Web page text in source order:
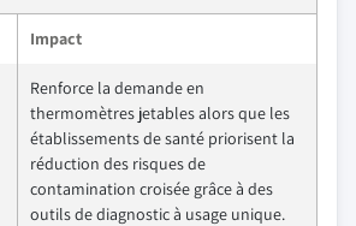
Impact
Renforce la demande en
thermomètres jetables alors que les
établissements de santé priorisent la
réduction des risques de
contamination croisée grâce à des
outils de diagnostic à usage unique.